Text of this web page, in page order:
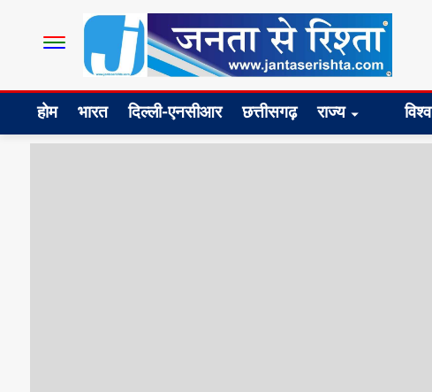
होम भारत दिल्ली-एनसीआर छत्तीसगढ़ राज्य विश्व